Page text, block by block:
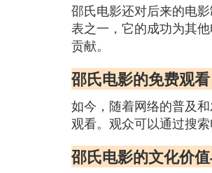
邵氏电影还对后来的电
表之一，它的成功为其
贡献。
邵氏电影的免费观看
如今，随着网络的普及
观看。观众可以通过搜
邵氏电影的文化价